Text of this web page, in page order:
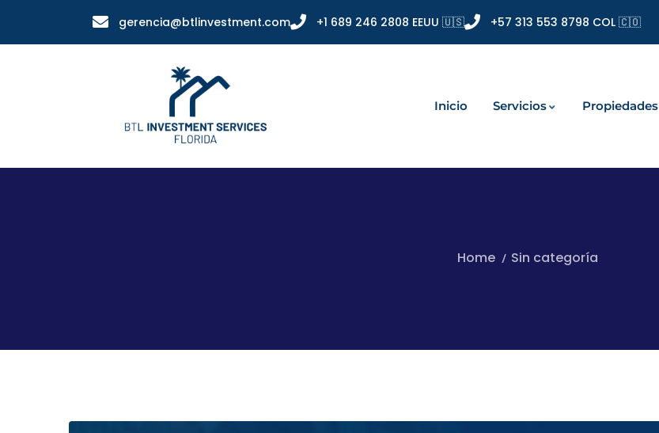
gerencia@btlinvestment.com +1 689 246 2808 EEUU 🇺🇸 +57 313 553 8798 COL 🇨🇴
Inicio Servicios Propiedades
Home Sin categoría